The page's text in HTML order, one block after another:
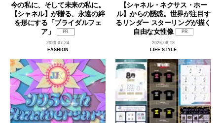
今の私に、そして未来の私に。
【シャネル】が贈る、永遠の絆
を形にする「ブライダルフェ
ア」
PR
2026.07.24
FASHION
【シャネル・ネクサス・ホー
ル】からの誘惑。世界が注目す
るリンダー スターリングが描く
自由な女性像
PR
2026.06.18
LIFE STYLE